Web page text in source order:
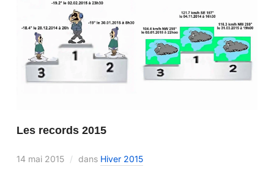
Les records 2015
14 mai 2015 dans Hiver 2015